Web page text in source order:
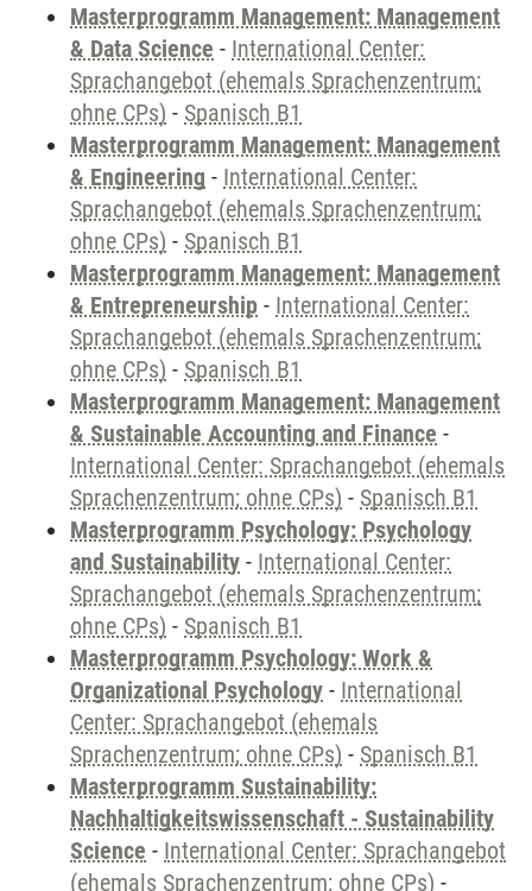
Masterprogramm Management: Management
& Data Science - International Center:
Sprachangebot (ehemals Sprachenzentrum;
ohne CPs) - Spanisch B1
Masterprogramm Management: Management
& Engineering - International Center:
Sprachangebot (ehemals Sprachenzentrum;
ohne CPs) - Spanisch B1
Masterprogramm Management: Management
& Entrepreneurship - International Center:
Sprachangebot (ehemals Sprachenzentrum;
ohne CPs) - Spanisch B1
Masterprogramm Management: Management
& Sustainable Accounting and Finance -
International Center: Sprachangebot (ehemals
Sprachenzentrum; ohne CPs) - Spanisch B1
Masterprogramm Psychology: Psychology
and Sustainability - International Center:
Sprachangebot (ehemals Sprachenzentrum;
ohne CPs) - Spanisch B1
Masterprogramm Psychology: Work &
Organizational Psychology - International
Center: Sprachangebot (ehemals
Sprachenzentrum; ohne CPs) - Spanisch B1
Masterprogramm Sustainability:
Nachhaltigkeitswissenschaft - Sustainability
Science - International Center: Sprachangebot
(ehemals Sprachenzentrum; ohne CPs) -